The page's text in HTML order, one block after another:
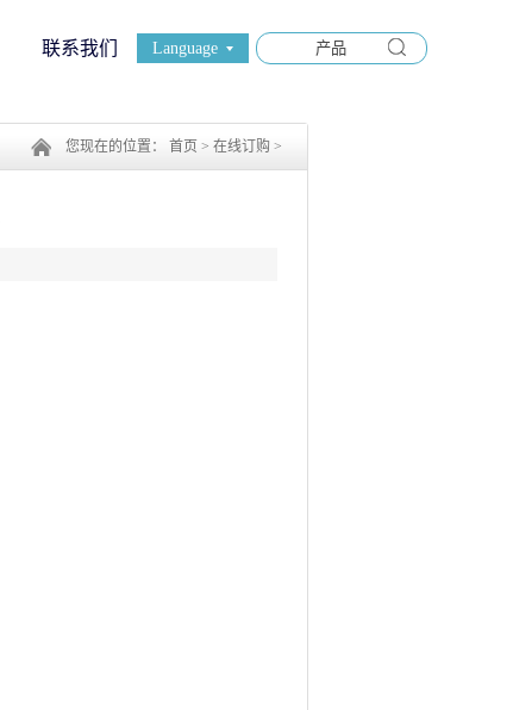
Language
联系我们
您现在的位置： 首页 > 在线订购 >